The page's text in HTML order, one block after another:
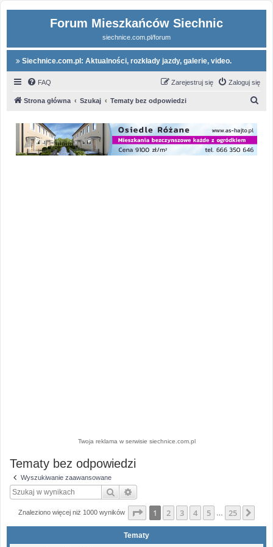
Forum Mieszkańców Siechnic
siechnice.com.pl/forum
Siechnice.com.pl: Aktualności, rozkłady jazdy, galerie, video.
FAQ Zaloguj się
Zarejestruj się
Strona główna Szukaj Tematy bez odpowiedzi
Twoja reklama w serwisie siechnice.com.pl
Tematy bez odpowiedzi
Wyszukiwanie zaawansowane
Szukaj
Znaleziono więcej niż 1000 wyników Strona z25
1 2 3 4 5 25
Tematy